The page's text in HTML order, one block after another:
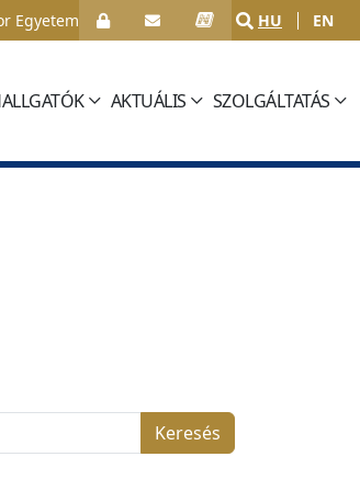
Egyetem HU EN
AKTUÁLIS SZOLGÁLTATÁS
Keresés